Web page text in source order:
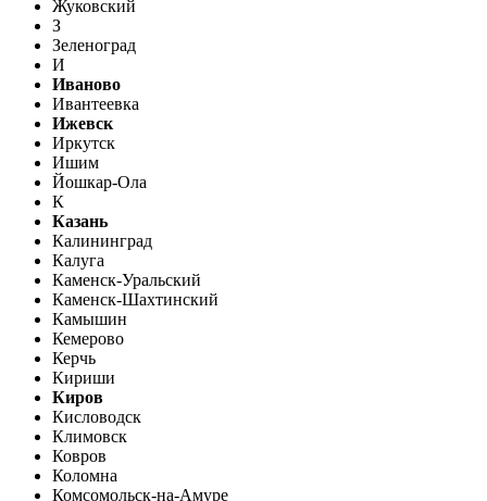
Жуковский
З
Зеленоград
И
Иваново
Ивантеевка
Ижевск
Иркутск
Ишим
Йошкар-Ола
К
Казань
Калининград
Калуга
Каменск-Уральский
Каменск-Шахтинский
Камышин
Кемерово
Керчь
Кириши
Киров
Кисловодск
Климовск
Ковров
Коломна
Комсомольск-на-Амуре